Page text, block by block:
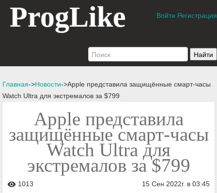
ProgLike Войти Регистрация
Главная->Новости->Apple представила защищённые смарт-часы
Watch Ultra для экстремалов за $799
Apple представила
защищённые смарт-часы
Watch Ultra для
экстремалов за $799
visibility 1013 15 Сен 2022г. в 03:45